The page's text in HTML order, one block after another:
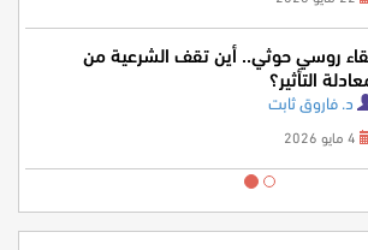
روسي حوثي.. أين تقف الشرعية من
التأثير؟
د. فاروق ثابت